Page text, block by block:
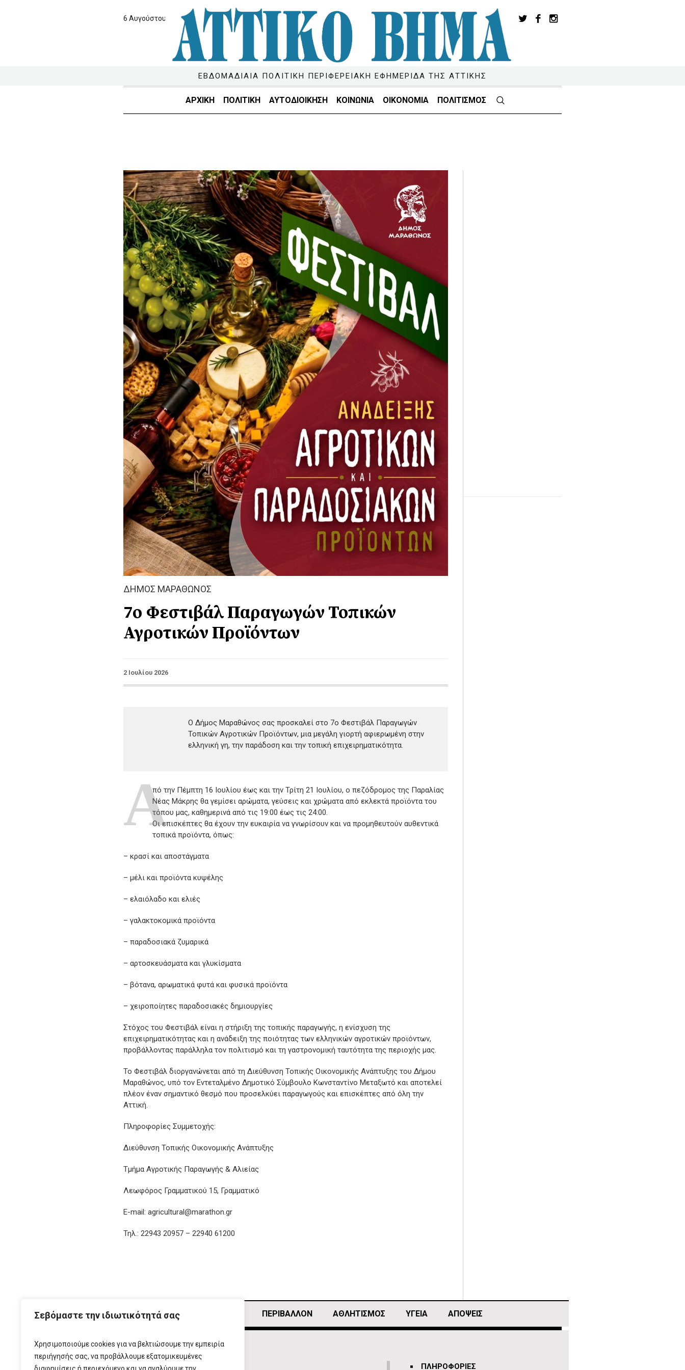
Σεβόμαστε την ιδιωτικότητά σας
Χρησιμοποιούμε cookies για να βελτιώσουμε την εμπειρία
περιήγησής σας, να προβάλλουμε εξατομικευμένες
6 Αυγούστου 2026
ΕΒΔΟΜΑΔΙΑΙΑ ΠΟΛΙΤΙΚΗ ΠΕΡΙΦΕΡΕΙΑΚΗ ΕΦΗΜΕΡΙΔΑ ΤΗΣ ΑΤΤΙΚΗΣ
ΑΡΧΙΚΗ ΠΟΛΙΤΙΚΗ ΑΥΤΟΔΙΟΙΚΗΣΗ ΚΟΙΝΩΝΙΑ ΟΙΚΟΝΟΜΙΑ ΠΟΛΙΤΙΣΜΟΣ
ΔΗΜΟΣ ΜΑΡΑΘΩΝΟΣ
7ο Φεστιβάλ Παραγωγών Τοπικών
Αγροτικών Προϊόντων
2 Ιουλίου 2026
Ο Δήμος Μαραθώνος σας προσκαλεί στο 7ο Φεστιβάλ Παραγωγών
Τοπικών Αγροτικών Προϊόντων, μια μεγάλη γιορτή αφιερωμένη στην
ελληνική γη, την παράδοση και την τοπική επιχειρηματικότητα.
Aπό την Πέμπτη 16 Ιουλίου έως και την Τρίτη 21 Ιουλίου, ο πεζόδρομος της Παραλίας
Νέας Μάκρης θα γεμίσει αρώματα, γεύσεις και χρώματα από εκλεκτά προϊόντα του
τόπου μας, καθημερινά από τις 19:00 έως τις 24:00.
Οι επισκέπτες θα έχουν την ευκαιρία να γνωρίσουν και να προμηθευτούν αυθεντικά
τοπικά προϊόντα, όπως:
– κρασί και αποστάγματα
– μέλι και προϊόντα κυψέλης
– ελαιόλαδο και ελιές
– γαλακτοκομικά προϊόντα
– παραδοσιακά ζυμαρικά
– αρτοσκευάσματα και γλυκίσματα
– βότανα, αρωματικά φυτά και φυσικά προϊόντα
– χειροποίητες παραδοσιακές δημιουργίες
Στόχος του Φεστιβάλ είναι η στήριξη της τοπικής παραγωγής, η ενίσχυση της
επιχειρηματικότητας και η ανάδειξη της ποιότητας των ελληνικών αγροτικών προϊόντων,
προβάλλοντας παράλληλα τον πολιτισμό και τη γαστρονομική ταυτότητα της περιοχής μας.
Το Φεστιβάλ διοργανώνεται από τη Διεύθυνση Τοπικής Οικονομικής Ανάπτυξης του Δήμου
Μαραθώνος, υπό τον Εντεταλμένο Δημοτικό Σύμβουλο Κωνσταντίνο Μεταξωτό και αποτελεί
πλέον έναν σημαντικό θεσμό που προσελκύει παραγωγούς και επισκέπτες από όλη την
Αττική.
Πληροφορίες Συμμετοχής:
Διεύθυνση Τοπικής Οικονομικής Ανάπτυξης
Τμήμα Αγροτικής Παραγωγής & Αλιείας
Λεωφόρος Γραμματικού 15, Γραμματικό
E-mail: agricultural@marathon.gr
Τηλ.: 22943 20957 – 22940 61200
ΠΕΡΙΒΑΛΛΟΝ ΑΘΛΗΤΙΣΜΌΣ ΥΓΕΙΑ ΑΠΟΨΕΙΣ
ΠΛΗΡΟΦΟΡΙΕΣ